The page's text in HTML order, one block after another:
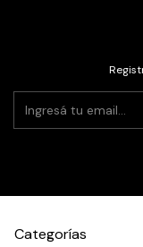
Categorías